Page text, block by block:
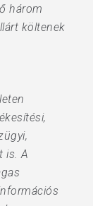
három
költenek
is. A